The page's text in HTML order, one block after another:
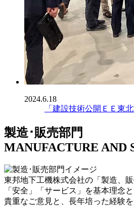
2024.6.18
「建設技術公開ＥＥ東
製造･販売部門
MANUFACTURE AND
東邦地下工機株式会社の「製造、
「安全」「サービス」を基本理念
貴重なご意見と、長年培った経験